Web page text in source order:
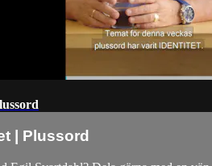
| Plussord